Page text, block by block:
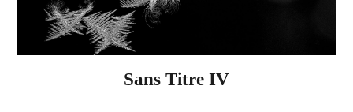
Sans Titre IV